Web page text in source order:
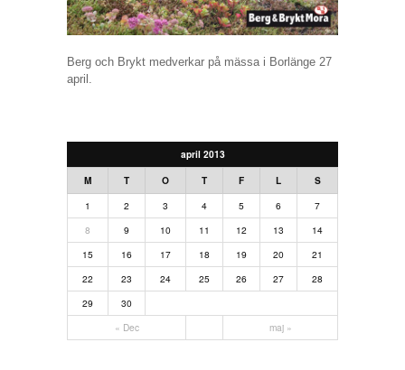
Berg och Brykt medverkar på mässa i Borlänge 27
april.
april 2013
M T O T F L S
« Dec maj »
1 2 3 4 5 6
7
8
9 10 11 12 13
14
15
16 17 18 19 20
21
22
23 24 25 26 27
28
29
30